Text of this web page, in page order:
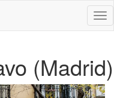
(Madrid)